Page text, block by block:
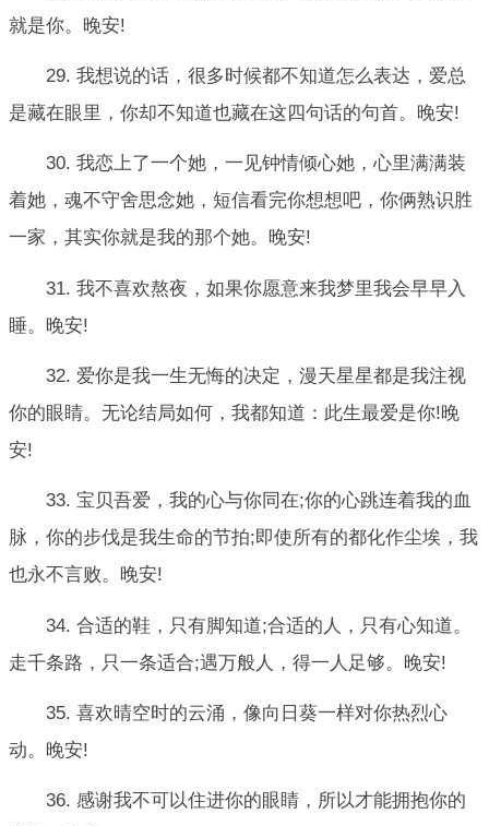
就是你。晚安!
29. 我想说的话，很多时候都不知道怎么表达，爱总
是藏在眼里，你却不知道也藏在这四句话的句首。晚安!
30. 我恋上了一个她，一见钟情倾心她，心里满满装
着她，魂不守舍思念她，短信看完你想想吧，你俩熟识胜
一家，其实你就是我的那个她。晚安!
31. 我不喜欢熬夜，如果你愿意来我梦里我会早早入
睡。晚安!
32. 爱你是我一生无悔的决定，漫天星星都是我注视
你的眼睛。无论结局如何，我都知道：此生最爱是你!晚
安!
33. 宝贝吾爱，我的心与你同在;你的心跳连着我的血
脉，你的步伐是我生命的节拍;即使所有的都化作尘埃，我
也永不言败。晚安!
34. 合适的鞋，只有脚知道;合适的人，只有心知道。
走千条路，只一条适合;遇万般人，得一人足够。晚安!
35. 喜欢晴空时的云涌，像向日葵一样对你热烈心
动。晚安!
36. 感谢我不可以住进你的眼睛，所以才能拥抱你的